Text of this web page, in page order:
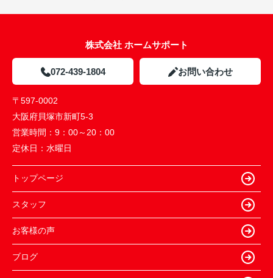
株式会社 ホームサポート
072-439-1804 お問い合わせ
〒597-0002
大阪府貝塚市新町5-3
営業時間： 9：00～20：00
定休日： 水曜日
トップページ
スタッフ
お客様の声
ブログ